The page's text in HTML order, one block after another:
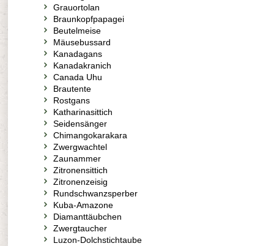
Grauortolan
Braunkopfpapagei
Beutelmeise
Mäusebussard
Kanadagans
Kanadakranich
Canada Uhu
Brautente
Rostgans
Katharinasittich
Seidensänger
Chimangokarakara
Zwergwachtel
Zaunammer
Zitronensittich
Zitronenzeisig
Rundschwanzsperber
Kuba-Amazone
Diamanttäubchen
Zwergtaucher
Luzon-Dolchstichtaube